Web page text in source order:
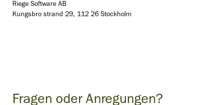
Riege Software AB
Kungsbro strand 29, 112 26 Stockholm
Fragen oder Anregungen?